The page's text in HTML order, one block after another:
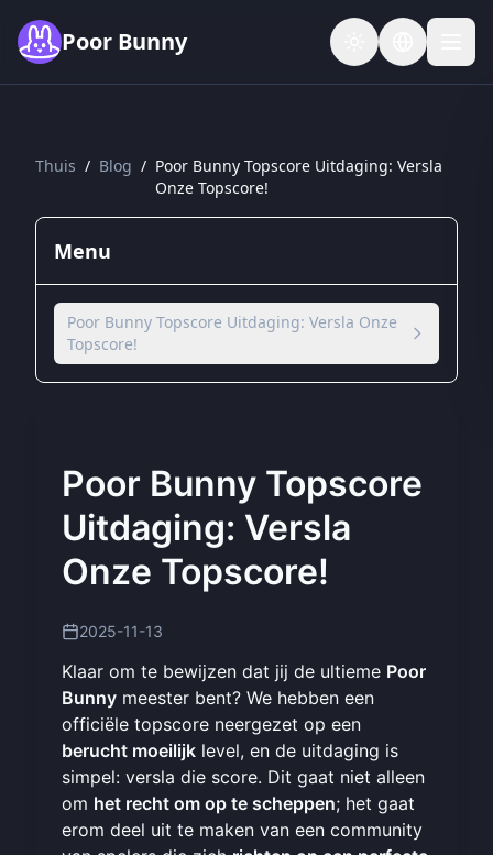
Poor Bunny
Thuis / Blog / Poor Bunny Topscore Uitdaging: Versla
Onze Topscore!
Menu
Poor Bunny Topscore Uitdaging: Versla Onze
Topscore!
Poor Bunny Topscore
Uitdaging: Versla
Onze Topscore!
2025-11-13
Klaar om te bewijzen dat jij de ultieme Poor
Bunny meester bent? We hebben een
officiële topscore neergezet op een
berucht moeilijk level, en de uitdaging is
simpel: versla die score. Dit gaat niet alleen
om het recht om op te scheppen; het gaat
erom deel uit te maken van een community